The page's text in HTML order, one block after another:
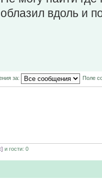
облазил вдоль и
за: Поле
и гости: 0